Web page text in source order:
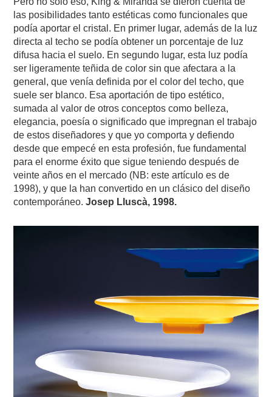
las posibilidades tanto estéticas como funcionales que
podía aportar el cristal. En primer lugar, además de la luz
directa al techo se podía obtener un porcentaje de luz
difusa hacia el suelo. En segundo lugar, esta luz podía
ser ligeramente teñida de color sin que afectara a la
general, que venía definida por el color del techo, que
suele ser blanco. Esa aportación de tipo estético,
sumada al valor de otros conceptos como belleza,
elegancia, poesía o significado que impregnan el trabajo
de estos diseñadores y que yo comporta y defiendo
desde que empecé en esta profesión, fue fundamental
para el enorme éxito que sigue teniendo después de
veinte años en el mercado (NB: este artículo es de
1998), y que la han convertido en un clásico del diseño
contemporáneo.Josep Lluscà, 1998.